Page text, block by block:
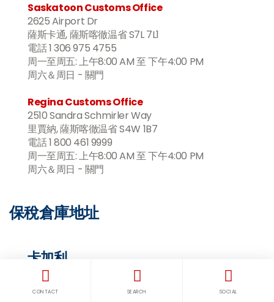
Saskatoon Customs Office
2625 Airport Dr
薩斯卡通, 薩斯喀徹温省 S7L 7L1
電話 1 306 975 4755
周一至周五: 上午8:00 AM 至 下午4:00 PM
周六＆周日 - 關門
Regina Customs Office
2510 Sandra Schmirler Way
里賈納, 薩斯喀徹温省 S4W 1B7
電話 1 800 461 9999
周一至周五: 上午8:00 AM 至 下午4:00 PM
周六＆周日 - 關門
保稅倉庫地址
卡加利
Fastfrate
11440 – 54th Street SE
CONTACT SEARCH SOCIAL